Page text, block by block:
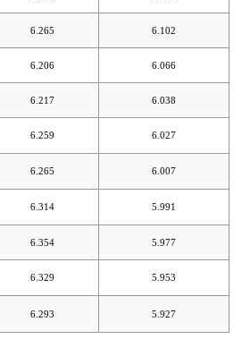
6.265 6.102
6.206 6.066
6.217 6.038
6.259 6.027
6.265 6.007
6.314 5.991
6.354 5.977
6.329 5.953
6.293 5.927